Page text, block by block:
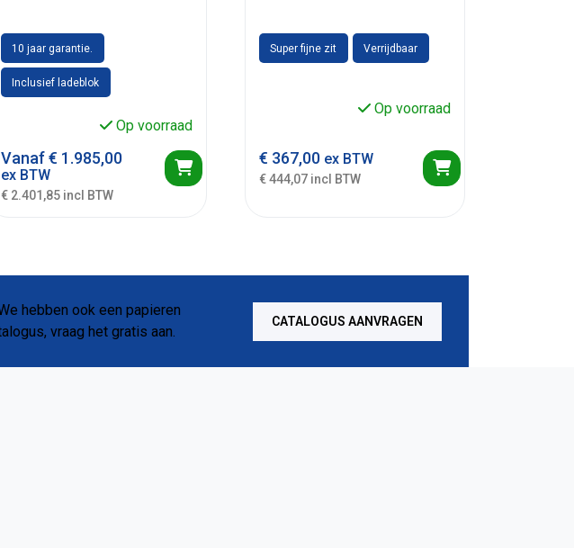
10 jaar garantie.
Inclusief ladeblok
Op voorraad
Vanaf€ 1.985,00
ex BTW
€ 2.401,85 incl BTW
Super fijne zit Verrijdbaar
Op voorraad
€ 367,00 ex BTW
€ 444,07 incl BTW
CATALOGUS AANVRAGEN